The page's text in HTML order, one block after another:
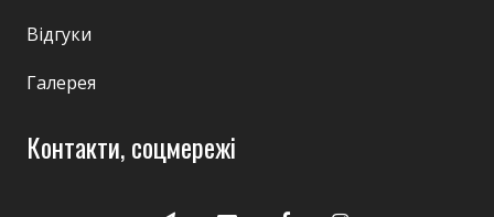
Відгуки
Галерея
Контакти, соцмережі